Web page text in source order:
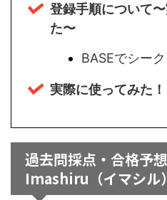
登録手順について
た〜
BASEでシー
実際に使ってみた！
過去問採点・合格予
Imashiru（イマシル